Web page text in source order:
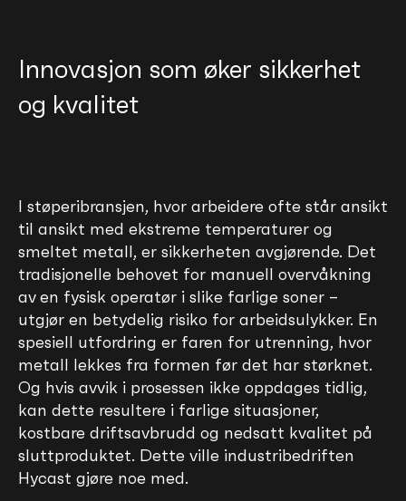
Innovasjon som øker sikkerhet
og kvalitet
I støperibransjen, hvor arbeidere ofte står ansikt
til ansikt med ekstreme temperaturer og
smeltet metall, er sikkerheten avgjørende. Det
tradisjonelle behovet for manuell overvåkning
av en fysisk operatør i slike farlige soner –
utgjør en betydelig risiko for arbeidsulykker. En
spesiell utfordring er faren for utrenning, hvor
metall lekkes fra formen før det har størknet.
Og hvis avvik i prosessen ikke oppdages tidlig,
kan dette resultere i farlige situasjoner,
kostbare driftsavbrudd og nedsatt kvalitet på
sluttproduktet. Dette ville industribedriften
Hycast gjøre noe med.